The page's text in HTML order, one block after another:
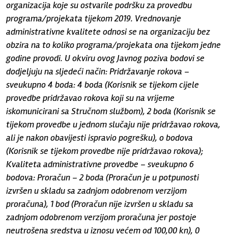
organizacija koje su ostvarile podršku za provedbu
programa/projekata tijekom 2019. Vrednovanje
administrativne kvalitete odnosi se na organizaciju bez
obzira na to koliko programa/projekata ona tijekom jedne
godine provodi. U okviru ovog Javnog poziva bodovi se
dodjeljuju na sljedeći način: Pridržavanje rokova –
sveukupno 4 boda: 4 boda (Korisnik se tijekom cijele
provedbe pridržavao rokova koji su na vrijeme
iskomunicirani sa Stručnom službom), 2 boda (Korisnik se
tijekom provedbe u jednom slučaju nije pridržavao rokova,
ali je nakon obavijesti ispravio pogrešku), o bodova
(Korisnik se tijekom provedbe nije pridržavao rokova);
Kvaliteta administrativne provedbe – sveukupno 6
bodova: Proračun – 2 boda (Proračun je u potpunosti
izvršen u skladu sa zadnjom odobrenom verzijom
proračuna), 1 bod (Proračun nije izvršen u skladu sa
zadnjom odobrenom verzijom proračuna jer postoje
neutrošena sredstva u iznosu većem od 100,00 kn), 0